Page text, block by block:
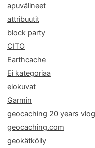
apuvälineet
attribuutit
block party
CITO
Earthcache
Ei kategoriaa
elokuvat
Garmin
geocaching 20 years vlog
geocaching.com
geokätköily